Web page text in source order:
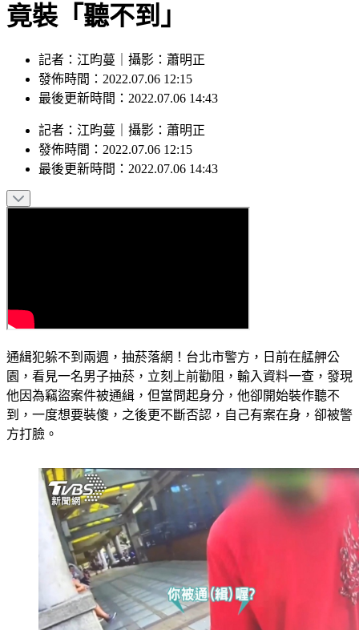
竟裝「聽不到」
記者：江昀蔓｜攝影：蕭明正
發佈時間：2022.07.06 12:15
最後更新時間：2022.07.06 14:43
記者 ： 江昀蔓 攝影 ： 蕭明正
發佈時間： 2022.07.06 12:15
最後更新時間： 2022.07.06 14:43
通緝犯躲不到兩週，抽菸落網！台北市警方，日前在艋舺公
園，看見一名男子抽菸，立刻上前勸阻，輸入資料一查，發現
他因為竊盜案件被通緝，但當問起身分，他卻開始裝作聽不
到，一度想要裝傻，之後更不斷否認，自己有案在身，卻被警
方打臉。